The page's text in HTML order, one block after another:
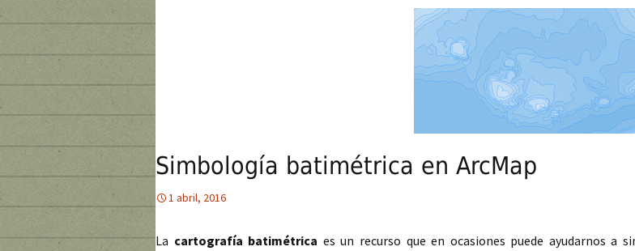
Simbología batimétrica en ArcMap
1 abril, 2016
La cartografía batimétrica es un recurso que en ocasiones puede ayudarnos